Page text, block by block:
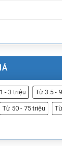
- 3 triệu Từ 3.5 -
Từ 50 - 75 triệu